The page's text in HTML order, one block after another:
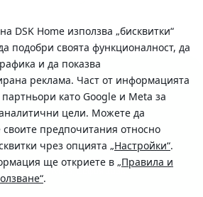
DSK Home използва „бисквитки“
подобри своята функционалност, да
и да показва
реклама. Част от информацията
партньори като Google и Meta за
цели. Можете да
своите предпочитания относно
чрез опцията „Настройки“.
ще откриете в „Правила и
.
Бенковски No. 5, София 1036